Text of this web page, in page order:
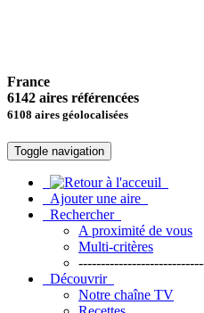
France
6142 aires référencées
6108 aires géolocalisées
Toggle navigation
Ajouter une aire
Rechercher
A proximité de vous
Multi-critères
Découvrir
Notre chaîne TV